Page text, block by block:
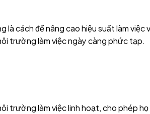
là cách để nâng cao hiệu suất làm việc
trường làm việc ngày càng phức tạp.
trường làm việc linh hoạt, cho phép